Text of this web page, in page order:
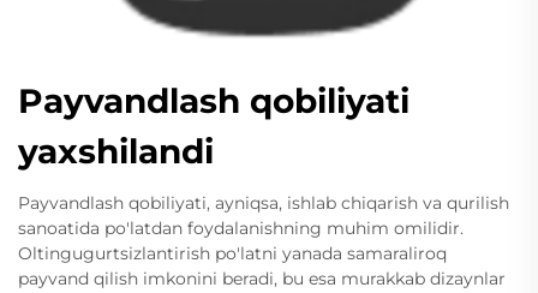
Payvandlash qobiliyati
yaxshilandi
Payvandlash qobiliyati, ayniqsa, ishlab chiqarish va qurilish
sanoatida po'latdan foydalanishning muhim omilidir.
Oltingugurtsizlantirish po'latni yanada samaraliroq
payvand qilish imkonini beradi, bu esa murakkab dizaynlar